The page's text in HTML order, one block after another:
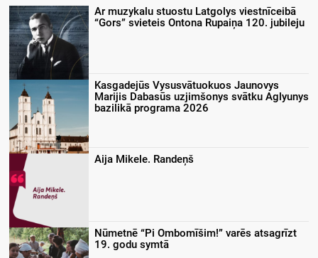
Ar muzykalu stuostu Latgolys viestnīceibā
“Gors” svieteis Ontona Rupaiņa 120. jubileju
Kasgadejūs Vysusvātuokuos Jaunovys
Marijis Dabasūs uzjimšonys svātku Aglyunys
bazilikā programa 2026
Aija Mikele. Randeņš
Nūmetnē “Pi Ombomīšim!” varēs atsagrīzt
19. godu symtā